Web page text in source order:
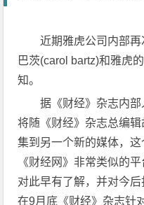
近期雅虎公司内部
巴茨(carol bartz)和雅虎
知。
据《财经》杂志内
将随《财经》杂志总编
集到另一个新的媒体，
《财经网》非常类似的
对此早有了解，并对今后
在9月底《财经》杂志针